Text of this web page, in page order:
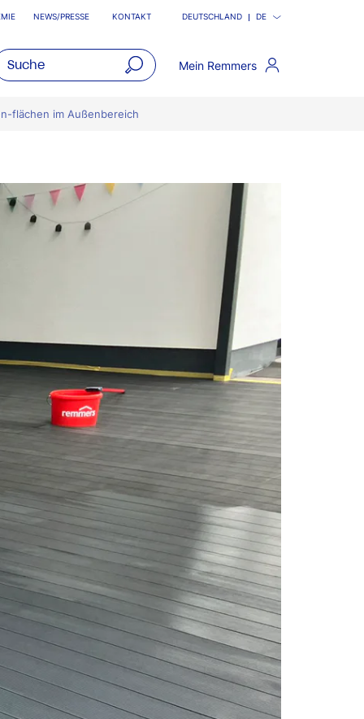
NEWS/PRESSE KONTAKT DEUTSCHLAND DE
Mein Remmers
flächen im Außenbereich